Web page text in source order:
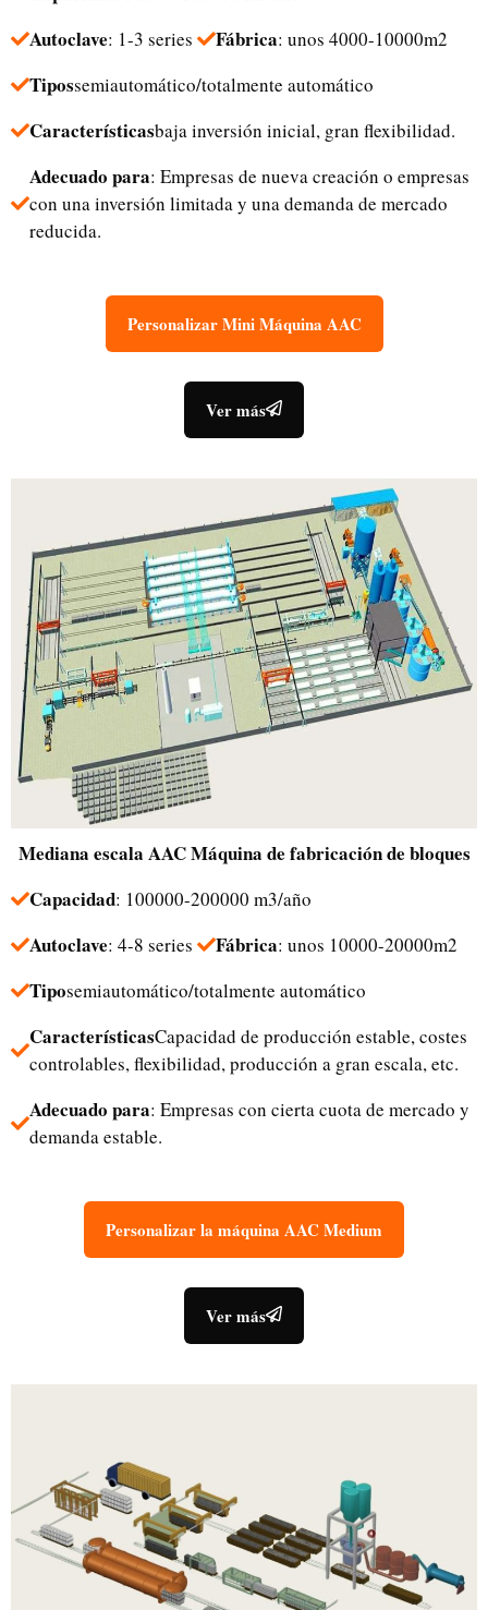
Autoclave: 1-3 series Fábrica: unos 4000-10000m2
Tipossemiautomático/totalmente automático
Característicasbaja inversión inicial, gran flexibilidad.
Adecuado para: Empresas de nueva creación o empresas
con una inversión limitada y una demanda de mercado
reducida.
Personalizar Mini Máquina AAC
Ver más
Mediana escala AACMáquina de fabricación de bloques
Capacidad: 100000-200000 m3/año
Autoclave: 4-8 series Fábrica: unos 10000-20000m2
Tiposemiautomático/totalmente automático
CaracterísticasCapacidad de producción estable, costes
controlables, flexibilidad, producción a gran escala, etc.
Adecuado para: Empresas con cierta cuota de mercado y
demanda estable.
Personalizar la máquina AAC Medium
Ver más